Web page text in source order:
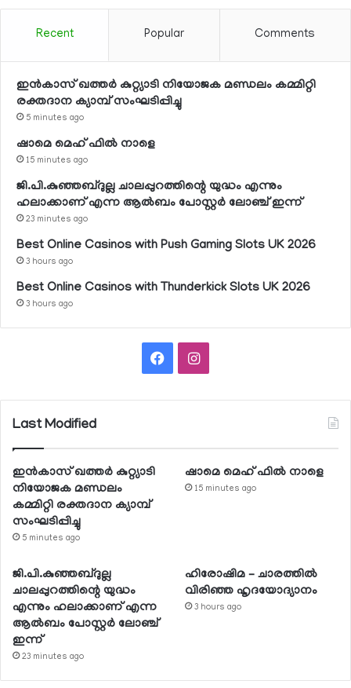
Recent Popular Comments
ഇന്‍കാസ് ഖത്തര്‍ കുറ്റ്യാടി നിയോജക മണ്ഡലം കമ്മിറ്റി
രക്തദാന ക്യാമ്പ് സംഘടിപ്പിച്ചു
5 minutes ago
ഷാമെ മെഹ് ഫില്‍ നാളെ
15 minutes ago
ജി.പി.കുഞ്ഞബ്ദുല്ല ചാലപ്പുറത്തിന്റെ യുദ്ധം എന്നും
ഹലാക്കാണ് എന്ന ആല്‍ബം പോസ്റ്റര്‍ ലോഞ്ച് ഇന്ന്
23 minutes ago
Best Online Casinos with Push Gaming Slots UK 2026
3 hours ago
Best Online Casinos with Thunderkick Slots UK 2026
3 hours ago
FacebookInstagram
Last Modified
ഇന്‍കാസ് ഖത്തര്‍ കുറ്റ്യാടി
നിയോജക മണ്ഡലം
കമ്മിറ്റി രക്തദാന ക്യാമ്പ്
സംഘടിപ്പിച്ചു
5 minutes ago
ഷാമെ മെഹ് ഫില്‍ നാളെ
15 minutes ago
ജി.പി.കുഞ്ഞബ്ദുല്ല
ചാലപ്പുറത്തിന്റെ യുദ്ധം
എന്നും ഹലാക്കാണ് എന്ന
ആല്‍ബം പോസ്റ്റര്‍ ലോഞ്ച്
ഇന്ന്
23 minutes ago
ഹിരോഷിമ – ചാരത്തിൽ
വിരിഞ്ഞ ഹൃദയോദ്യാനം
3 hours ago